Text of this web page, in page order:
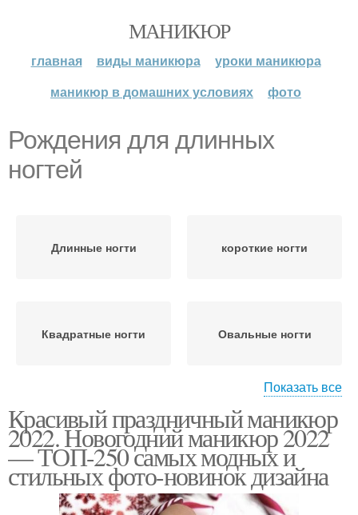
МАНИКЮР
главная виды маникюра
уроки маникюра
маникюр в домашних условиях
фото
Рождения для длинных
ногтей
Длинные ногти короткие ногти
Квадратные ногти Овальные ногти
Острые ногти
Рождения для коротких
ногтей
Френч на ногтях
Показать все
Красивый праздничный маникюр
2022. Новогодний маникюр 2022
— ТОП-250 самых модных и
стильных фото-новинок дизайна